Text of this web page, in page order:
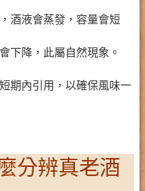
酒液會蒸發，容量會短
下降，此屬自然現象。
期內引用，以確保風味一
分辨真老酒